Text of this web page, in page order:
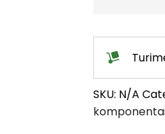
SKU: N/A